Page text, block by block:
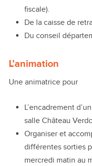
fiscale).
De la caisse de
Du conseil
L’animation
Une animatrice pour
L’encadrement
salle Château
Organiser et
différentes sorties
mercredi matin au